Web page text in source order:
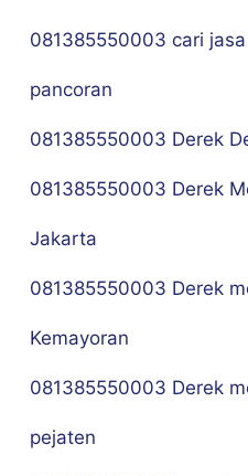
081385550003 cari
pancoran
081385550003 Derek
081385550003 Derek
Jakarta
081385550003 Derek
Kemayoran
081385550003 Derek
pejaten